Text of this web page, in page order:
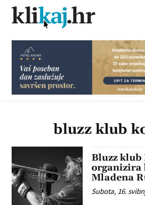
bluzz klub
Bluzz
organizira
Mladena
Subota, 16.